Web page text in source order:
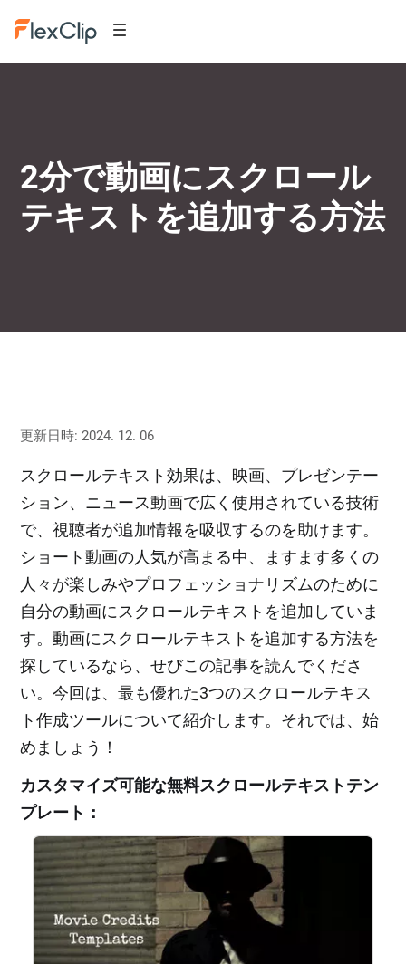
2分で動画にスクロール
テキストを追加する方法
更新日時: 2024. 12. 06
スクロールテキスト効果は、映画、プレゼンテー
ション、ニュース動画で広く使用されている技術
で、視聴者が追加情報を吸収するのを助けます。
ショート動画の人気が高まる中、ますます多くの
人々が楽しみやプロフェッショナリズムのために
自分の動画にスクロールテキストを追加していま
す。動画にスクロールテキストを追加する方法を
探しているなら、せびこの記事を読んでくださ
い。今回は、最も優れた3つのスクロールテキス
ト作成ツールについて紹介します。それでは、始
めましょう！
カスタマイズ可能な無料スクロールテキストテン
プレート：